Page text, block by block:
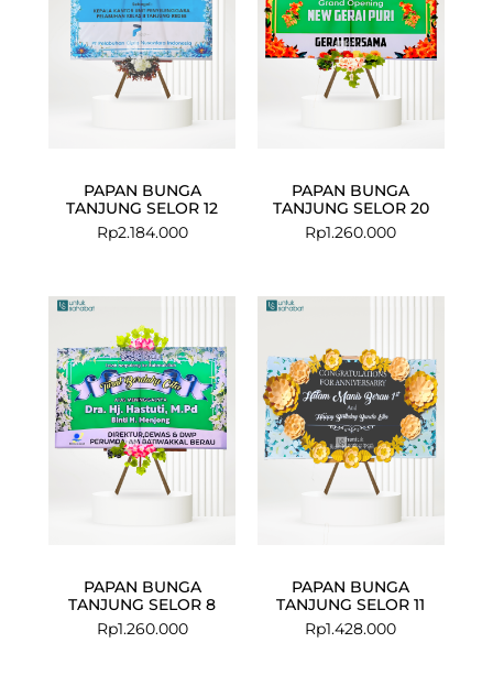
PAPAN BUNGA
TANJUNG SELOR 12
Rp2.184.000
PAPAN BUNGA
TANJUNG SELOR 20
Rp1.260.000
PAPAN BUNGA
TANJUNG SELOR 8
Rp1.260.000
PAPAN BUNGA
TANJUNG SELOR 11
Rp1.428.000